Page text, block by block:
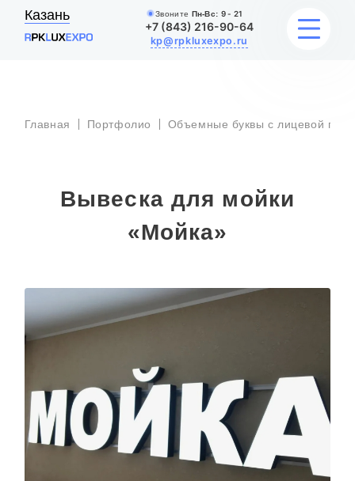
Казань Звоните Пн-Вс: 9 - 21
+7 (843) 216-90-64
kp@rpkluxexpo.ru
УСЛУГИ
АКЦИИ
Главная Портфолио Объемные буквы с лицевой
Вывеска для мойки
«Мойка»